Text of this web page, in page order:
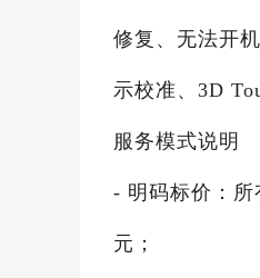
修复、无法开
示校准、3D
服务模式说明
- 明码标价：所
元；